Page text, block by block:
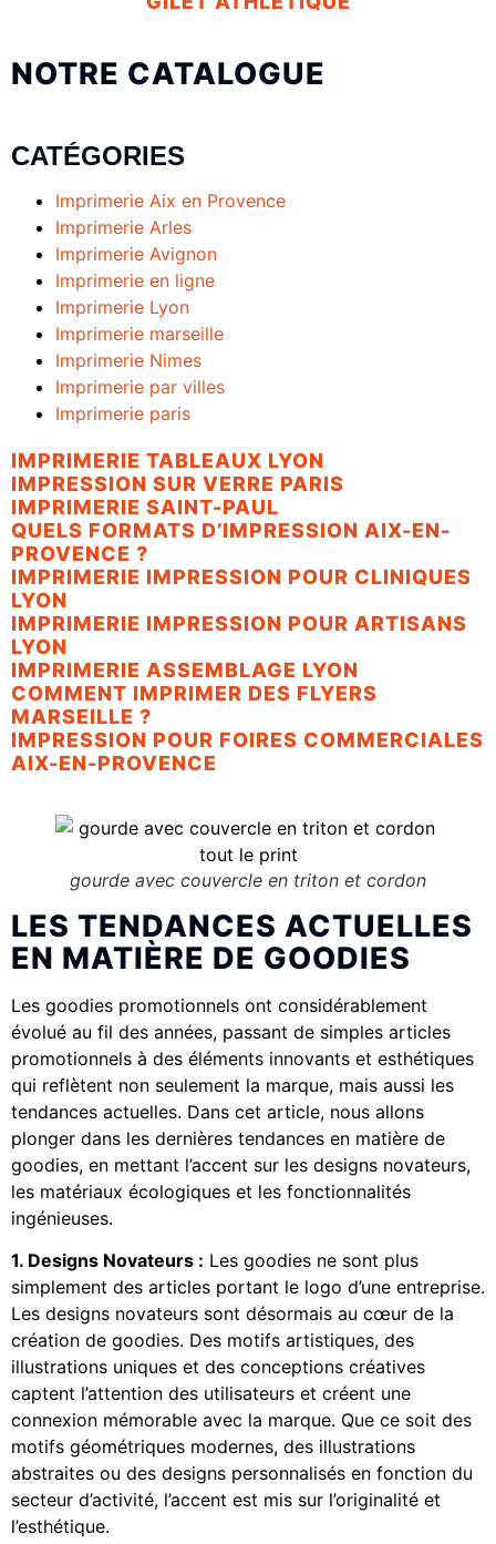
NOTRE CATALOGUE
CATÉGORIES
Imprimerie Aix en Provence
Imprimerie Arles
Imprimerie Avignon
Imprimerie en ligne
Imprimerie Lyon
Imprimerie marseille
Imprimerie Nimes
Imprimerie par villes
Imprimerie paris
IMPRIMERIE TABLEAUX LYON
IMPRESSION SUR VERRE PARIS
IMPRIMERIE SAINT-PAUL
QUELS FORMATS D’IMPRESSION AIX-EN-
PROVENCE ?
IMPRIMERIE IMPRESSION POUR CLINIQUES
LYON
IMPRIMERIE IMPRESSION POUR ARTISANS
LYON
IMPRIMERIE ASSEMBLAGE LYON
COMMENT IMPRIMER DES FLYERS
MARSEILLE ?
IMPRESSION POUR FOIRES COMMERCIALES
AIX-EN-PROVENCE
gourde avec couvercle en triton et cordon
LES TENDANCES ACTUELLES
EN MATIÈRE DE GOODIES
Les goodies promotionnels ont considérablement
évolué au fil des années, passant de simples articles
promotionnels à des éléments innovants et esthétiques
qui reflètent non seulement la marque, mais aussi les
tendances actuelles. Dans cet article, nous allons
plonger dans les dernières tendances en matière de
goodies, en mettant l’accent sur les designs novateurs,
les matériaux écologiques et les fonctionnalités
ingénieuses.
1. Designs Novateurs : Les goodies ne sont plus
simplement des articles portant le logo d’une entreprise.
Les designs novateurs sont désormais au cœur de la
création de goodies. Des motifs artistiques, des
illustrations uniques et des conceptions créatives
captent l’attention des utilisateurs et créent une
connexion mémorable avec la marque. Que ce soit des
motifs géométriques modernes, des illustrations
abstraites ou des designs personnalisés en fonction du
secteur d’activité, l’accent est mis sur l’originalité et
l’esthétique.